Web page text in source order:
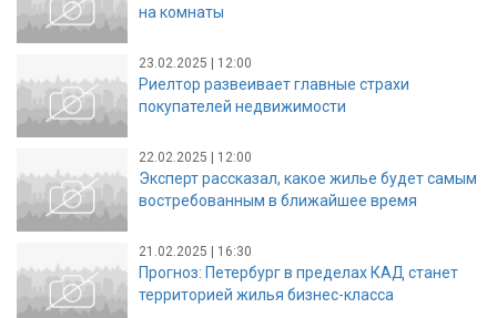
на комнаты
23.02.2025 | 12:00
Риелтор развеивает главные страхи
покупателей недвижимости
22.02.2025 | 12:00
Эксперт рассказал, какое жилье будет самым
востребованным в ближайшее время
21.02.2025 | 16:30
Прогноз: Петербург в пределах КАД станет
территорией жилья бизнес-класса